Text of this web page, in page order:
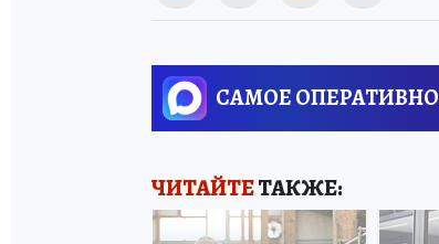
САМОЕ
ЧИТАЙТЕТАКЖЕ: